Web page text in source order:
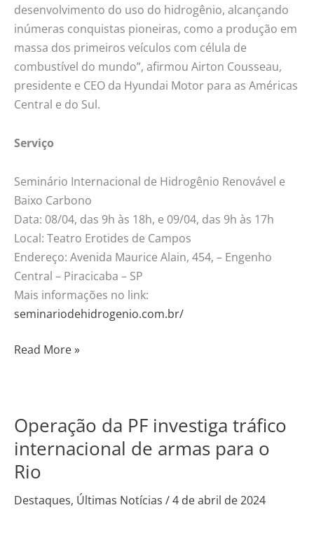
desenvolvimento do uso do hidrogênio, alcançando
inúmeras conquistas pioneiras, como a produção em
massa dos primeiros veículos com célula de
combustível do mundo”, afirmou Airton Cousseau,
presidente e CEO da Hyundai Motor para as Américas
Central e do Sul.
Serviço
Seminário Internacional de Hidrogênio Renovável e
Baixo Carbono
Data: 08/04, das 9h às 18h, e 09/04, das 9h às 17h
Local: Teatro Erotides de Campos
Endereço: Avenida Maurice Alain, 454, – Engenho
Central – Piracicaba – SP
Mais informações no link:
seminariodehidrogenio.com.br/
Read More »
Operação da PF investiga tráfico
internacional de armas para o
Rio
Destaques, Últimas Notícias /4 de abril de 2024
Operação
da
PF
investiga
tráfico